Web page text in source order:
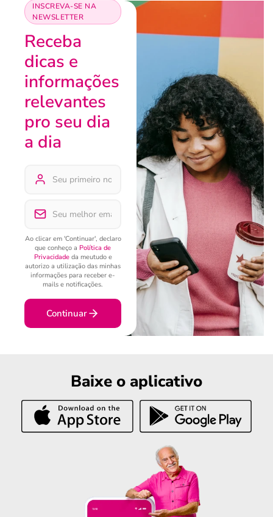
INSCREVA-SE NA
NEWSLETTER
Receba
dicas e
informações
relevantes
pro seu dia
a dia
Ao clicar em 'Continuar', declaro
que conheço a Política de
Privacidadeda meutudo e
autorizo a utilização das minhas
informações para receber e-
mails e notificações.
Continuar
Baixe o aplicativo